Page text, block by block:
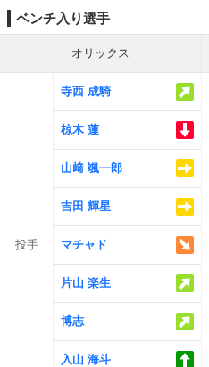
ベンチ入り選手
オリックス
投手
寺西 成騎
椋木 蓮
山﨑 颯一郎
吉田 輝星
マチャド
片山 楽生
博志
入山 海斗